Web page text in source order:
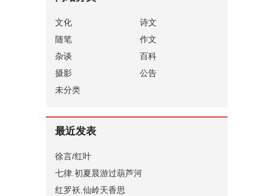
文化
诗文
随笔
作文
杂谈
百科
摄影
公告
未分类
最近发表
徐言/红叶
七律.初夏晨游过葫芦河
红罗袄.仙岭天香思